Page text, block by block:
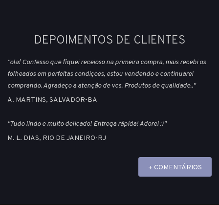
DEPOIMENTOS DE CLIENTES
"ola! Confesso que fiquei receioso na primeira compra, mais recebi os
folheados em perfeitas condiçoes, estou vendendo e continuarei
comprando. Agradeço a atenção de vcs. Produtos de qualidade.."
A. MARTINS, SALVADOR-BA
"Tudo lindo e muito delicado! Entrega rápida! Adorei :)"
M. L. DIAS, RIO DE JANEIRO-RJ
+ COMENTÁRIOS